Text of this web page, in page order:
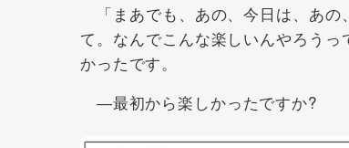
「まあでも、あの、今日は、あの
て。なんでこんな楽しいんやろう
かったです。
―最初から楽しかったですか?